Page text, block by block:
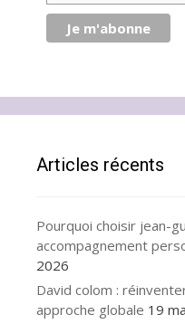
Articles récents
Pourquoi choisir jean-
accompagnement
2026
David colom :
approche globale 19